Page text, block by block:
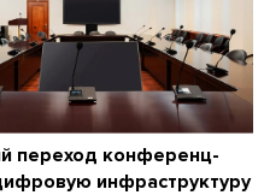
переход конференц-
инфраструктуру